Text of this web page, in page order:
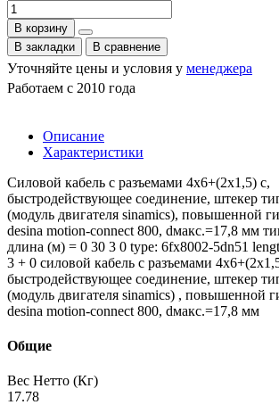
В корзину
В закладки
В сравнение
Уточняйте цены и условия у менеджера
Работаем с 2010 года
Описание
Характеристики
Силовой кабель с разъемами 4x6+(2x1,5) c,
быстродействующее соединение, штекер
(модуль двигателя sinamics), повышенной
desina motion-connect 800, dмакс.=17,8 мм
длина (м) = 0 30 3 0 type: 6fx8002-5dn51
3 + 0 силовой кабель с разъемами
быстродействующее соединение, штекер
(модуль двигателя sinamics) , повышенной
desina motion-connect 800, dмакс.=17,8 мм
Общие
Вес Нетто (Кг)
17.78